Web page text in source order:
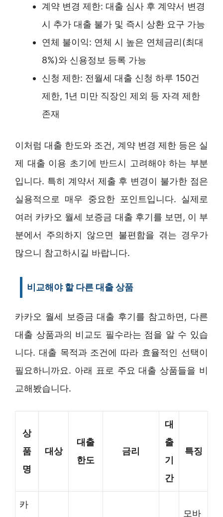
계약 변경 제한: 대출 심사 후 계약서 변경
시 추가 대출 불가 및 즉시 상환 요구 가능
연체 불이익: 연체 시 높은 연체금리(최대
8%)와 신용정보 등록 가능
신청 제한: 전월세 대출 신청 하루 150건
제한, 1년 미만 직장인 제외 등 자격 제한
존재
이처럼 대출 한도와 조건, 계약 변경 제한 등은 실
제 대출 이용 초기에 반드시 고려해야 하는 부분
입니다. 특히 계약서 제출 후 변경이 불가한 점은
실용적으로 매우 중요한 포인트입니다. 실제로
여러 카카오 월세 보증금 대출 후기를 보면, 이 부
분에서 주의하지 않으면 불편함을 겪는 경우가
많으니 참고하시길 바랍니다.
비교해야 할 다른 대출 상품
카카오 월세 보증금 대출 후기를 참고하면, 다른
대출 상품과의 비교도 필수라는 점을 알 수 있습
니다. 대출 목적과 조건에 따라 효율적인 선택이
필요하니까요. 아래 표로 주요 대출 상품들을 비
교해봤습니다.
상
품
명
대상
대출
한도
금리
대
출
기
간
특징
카
모바